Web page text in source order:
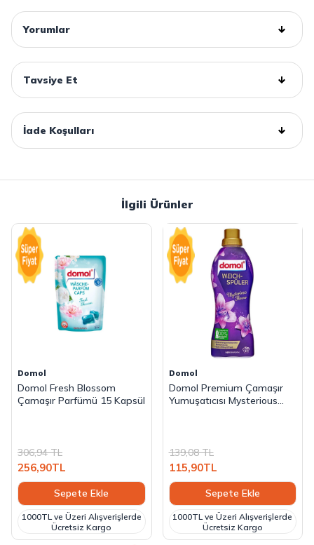
Yorumlar
Tavsiye Et
İade Koşulları
İlgili Ürünler
Domol
Domol Fresh Blossom
Çamaşır Parfümü 15 Kapsül
306,94TL
256,90TL
Sepete Ekle
1000TL ve Üzeri Alışverişlerde
Ücretsiz Kargo
Domol
Domol Premium Çamaşır
Yumuşatıcısı Mysterious
139,08TL
115,90TL
Sepete Ekle
1000TL ve Üzeri Alışverişlerde
Ücretsiz Kargo